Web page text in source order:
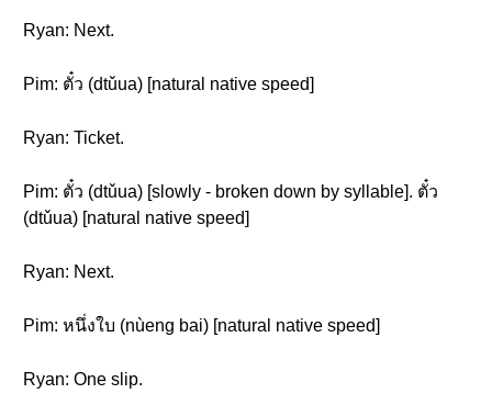
Ryan: Next.
Pim: ตั๋ว (dtǔua) [natural native speed]
Ryan: Ticket.
Pim: ตั๋ว (dtǔua) [slowly - broken down by syllable]. ตั๋ว
(dtǔua) [natural native speed]
Ryan: Next.
Pim: หนึ่งใบ (nùeng bai) [natural native speed]
Ryan: One slip.